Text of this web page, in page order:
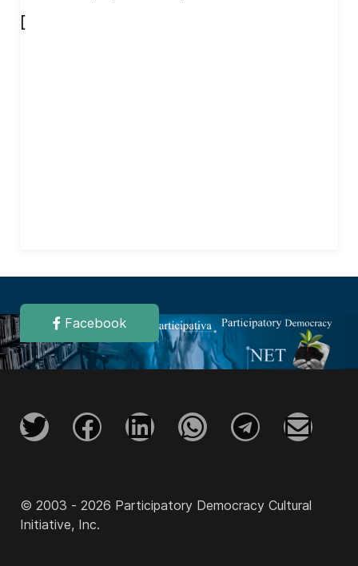
[
Facebook
© 2003 - 2026 Participatory Democracy Cultural
Initiative, Inc.